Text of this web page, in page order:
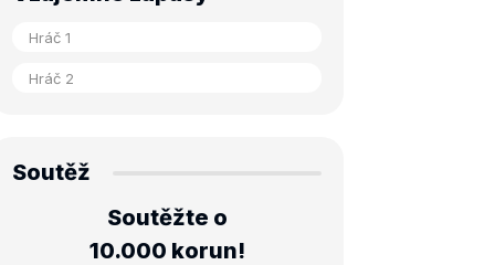
Soutěž
Soutěžte o
10.000 korun!